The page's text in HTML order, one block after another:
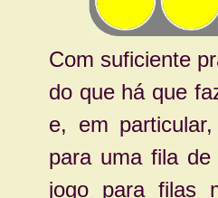
Com suficiente
do que há que
e, em
para uma fila
jogo para filas